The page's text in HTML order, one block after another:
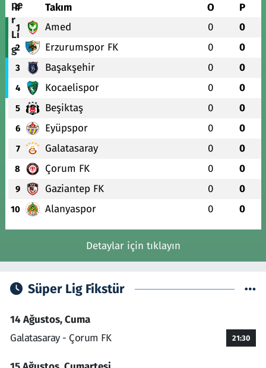
# Takım O P
1 Amed 0 0
2 Erzurumspor FK 0 0
3 Başakşehir 0 0
4 Kocaelispor 0 0
5 Beşiktaş 0 0
6 Eyüpspor 0 0
7 Galatasaray 0 0
8 Çorum FK 0 0
9 Gaziantep FK 0 0
10 Alanyaspor 0 0
Detaylar için tıklayın
Süper Lig Fikstür
14 Ağustos, Cuma
Galatasaray - Çorum FK
21:30